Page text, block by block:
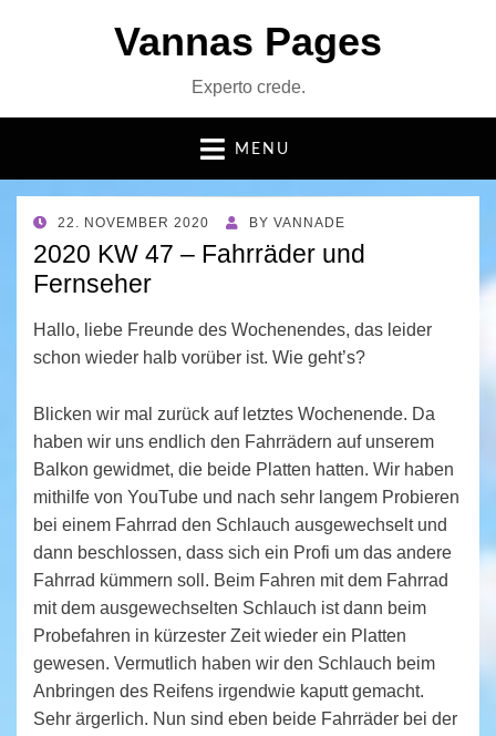
Vannas Pages
Experto crede.
MENU
POSTED
ON
22. NOVEMBER 2020 BY VANNADE
2020 KW 47 – Fahrräder und
Fernseher
Hallo, liebe Freunde des Wochenendes, das leider
schon wieder halb vorüber ist. Wie geht’s?
Blicken wir mal zurück auf letztes Wochenende. Da
haben wir uns endlich den Fahrrädern auf unserem
Balkon gewidmet, die beide Platten hatten. Wir haben
mithilfe von YouTube und nach sehr langem Probieren
bei einem Fahrrad den Schlauch ausgewechselt und
dann beschlossen, dass sich ein Profi um das andere
Fahrrad kümmern soll. Beim Fahren mit dem Fahrrad
mit dem ausgewechselten Schlauch ist dann beim
Probefahren in kürzester Zeit wieder ein Platten
gewesen. Vermutlich haben wir den Schlauch beim
Anbringen des Reifens irgendwie kaputt gemacht.
Sehr ärgerlich. Nun sind eben beide Fahrräder bei der